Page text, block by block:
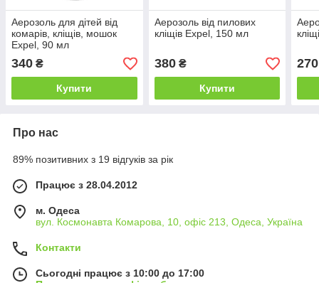
Аерозоль для дітей від
комарів, кліщів, мошок
Expel, 90 мл
340 ₴
Купити
Аерозоль від пилових
кліщів Expel, 150 мл
380₴
Купити
270
Про нас
89% позитивних з 19 відгуків за рік
Працює з 28.04.2012
м. Одеса
вул. Космонавта Комарова, 10, офіс 213, Одеса, Україна
Контакти
Сьогодні працює з 10:00 до 17:00